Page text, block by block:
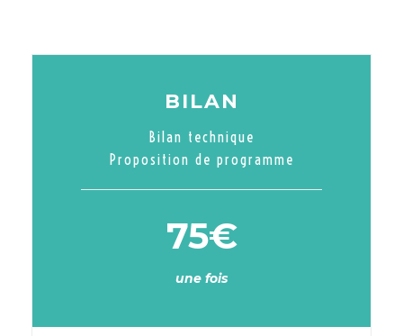
BILAN
Bilan technique
Proposition de programme
75€
une fois